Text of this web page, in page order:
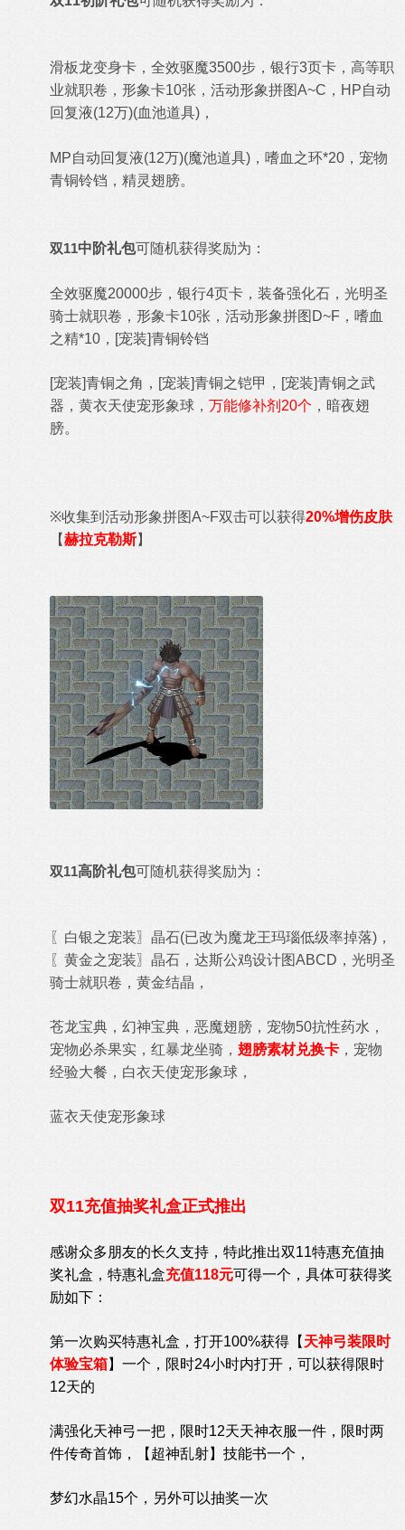
滑板龙变身卡，全效驱魔3500步，银行3页卡，高等职
业就职卷，形象卡10张，活动形象拼图A~C，HP自动
回复液(12万)(血池道具)，
MP自动回复液(12万)(魔池道具)，嗜血之环*20，宠物
青铜铃铛，精灵翅膀。
双11中阶礼包可随机获得奖励为：
全效驱魔20000步， 银行4页卡，装备强化石，光明圣
骑士就职卷，形象卡10张 ，活动形象拼图D~F，嗜血
之精*10 ，[宠装]青铜铃铛
[宠装]青铜之角， [宠装]青铜之铠甲，[宠装]青铜之武
器，黄衣天使宠形象球， 万能修补剂20个 ，暗夜翅
膀。
※收集到 活动形象拼图A~F双击可以获得20%增伤皮肤
【赫拉克勒斯】
双11高阶礼包可随机获得奖励为：
〖白银之宠装〗晶石(已改为魔龙王玛瑙低级率掉落)，
〖黄金之宠装〗晶石，达斯公鸡设计图ABCD，光明圣
骑士就职卷，黄金结晶，
苍龙宝典， 幻神宝典，恶魔翅膀， 宠物50抗性药水，
宠物必杀果实，红暴龙坐骑， 翅膀素材兑换卡 ，宠物
经验大餐，白衣天使宠形象球，
蓝衣天使宠形象球
双11充值抽奖礼盒正式推出
感谢众多朋友的长久支持，特此推出双11特惠充值抽
奖礼盒，特惠礼盒充值118元可得一个，具体可获得奖
励如下：
第一次购买特惠礼盒，打开100%获得【 天神弓装限时
体验宝箱】一个，限时24小时内打开，可以获得限时
12天的
满强化天神弓一把， 限时12天天神衣服一件， 限时两
件传奇首饰，
【超神乱射】技能书一个，
梦幻水晶15个，另外可以抽奖一次